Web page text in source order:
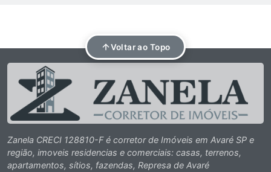
Voltar ao Topo
Zanela CRECI 128810-F é corretor de Imóveis em Avaré SP e
região, imoveis residencias e comerciais: casas, terrenos,
apartamentos, sítios, fazendas, Represa de Avaré